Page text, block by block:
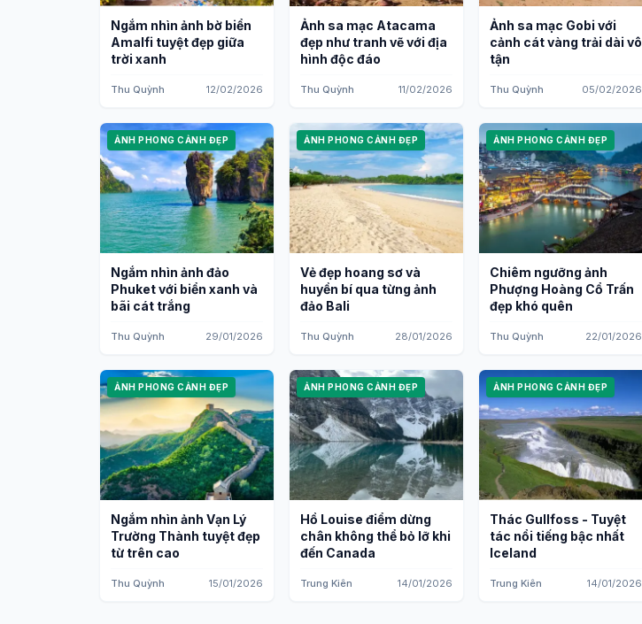
Ngắm nhìn ảnh bờ biển
Amalfi tuyệt đẹp giữa
trời xanh
Thu Quỳnh 12/02/2026
Ảnh sa mạc Atacama
đẹp như tranh vẽ với địa
hình độc đáo
Thu Quỳnh 11/02/2026
Ảnh sa mạc Gobi với
cảnh cát vàng trải dài vô
tận
Thu Quỳnh 05/02/2026
ẢNH PHONG CẢNH ĐẸP
Ngắm nhìn ảnh đảo
Phuket với biển xanh và
bãi cát trắng
Thu Quỳnh 29/01/2026
ẢNH PHONG CẢNH ĐẸP
Vẻ đẹp hoang sơ và
huyền bí qua từng ảnh
đảo Bali
Thu Quỳnh 28/01/2026
ẢNH PHONG CẢNH ĐẸP
Chiêm ngưỡng ảnh
Phượng Hoàng Cổ Trấn
đẹp khó quên
Thu Quỳnh 22/01/2026
ẢNH PHONG CẢNH ĐẸP
Ngắm nhìn ảnh Vạn Lý
Trường Thành tuyệt đẹp
từ trên cao
Thu Quỳnh 15/01/2026
ẢNH PHONG CẢNH ĐẸP
Hồ Louise điểm dừng
chân không thể bỏ lỡ khi
đến Canada
Trung Kiên 14/01/2026
ẢNH PHONG CẢNH ĐẸP
Thác Gullfoss - Tuyệt
tác nổi tiếng bậc nhất
Iceland
Trung Kiên 14/01/2026